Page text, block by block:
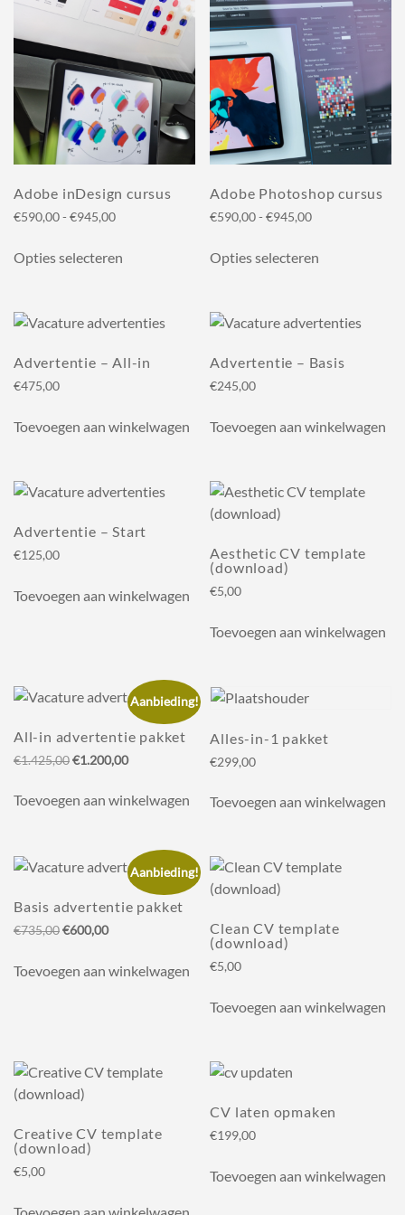
Deze
optie
kan
gekozen
worden
op
de
Deze
optie
kan
gekozen
worden
op
de
Adobe inDesign cursus
€590,00- €945,00Prijsklasse:
tot
Opties selecteren
variaties.
optie
worden
productpagina
Adobe Photoshop cursus
€590,00 - €945,00Prijsklasse:
tot
Opties selecteren
variaties.
optie
worden
Advertentie – All-in
€475,00
Toevoegen aan winkelwagen
Advertentie – Basis
€245,00
Toevoegen aan winkelwagen
Advertentie – Start
€125,00
Toevoegen aan winkelwagen
Aesthetic CV template
(download)
€5,00
Toevoegen aan winkelwagen
Aanbieding!
All-in advertentie pakket
€1.425,00Oorspronkelijke
was:
€1.200,00Huidige
is:
€1.200,00.
Toevoegen aan winkelwagen
Alles-in-1 pakket
€299,00
Toevoegen aan winkelwagen
Aanbieding!
Basis advertentie pakket
€735,00Oorspronkelijke
was:
€735,00.
€600,00Huidige
is:
Toevoegen aan winkelwagen
Clean CV template
(download)
€5,00
Toevoegen aan winkelwagen
Creative CV template
(download)
€5,00
CV laten opmaken
€199,00
Toevoegen aan winkelwagen